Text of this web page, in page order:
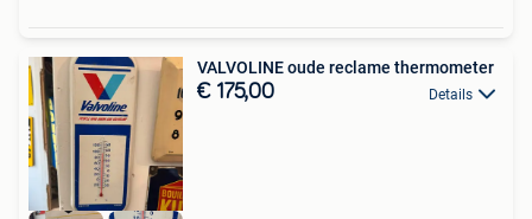
VALVOLINE oude reclame thermometer
€ 175,00 Details